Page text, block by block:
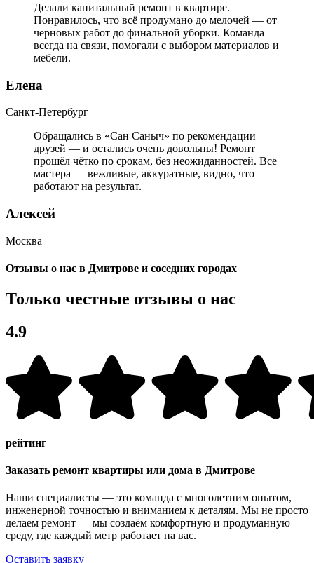
Делали капитальный ремонт в квартире.
Понравилось, что всё продумано до мелочей — от
черновых работ до финальной уборки. Команда
всегда на связи, помогали с выбором материалов и
мебели.
Елена
Санкт-Петербург
Обращались в «Сан Саныч» по рекомендации
друзей — и остались очень довольны! Ремонт
прошёл чётко по срокам, без неожиданностей. Все
мастера — вежливые, аккуратные, видно, что
работают на результат.
Алексей
Москва
Отзывы о нас в Дмитрове и соседних городах
Только честные отзывы о нас
4.9
рейтинг
Заказать ремонт квартиры или дома в Дмитрове
Наши специалисты — это команда с многолетним опытом,
инженерной точностью и вниманием к деталям. Мы не просто
делаем ремонт — мы создаём комфортную и продуманную
среду, где каждый метр работает на вас.
Оставить заявку